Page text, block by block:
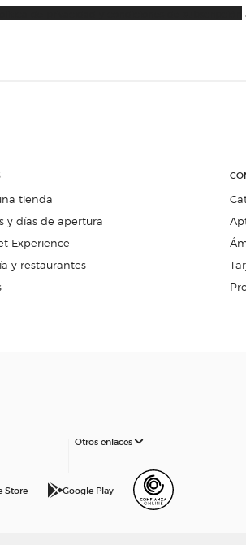
tienda
y días de apertura
Experience
y restaurantes
Otros enlaces
Store Google Play